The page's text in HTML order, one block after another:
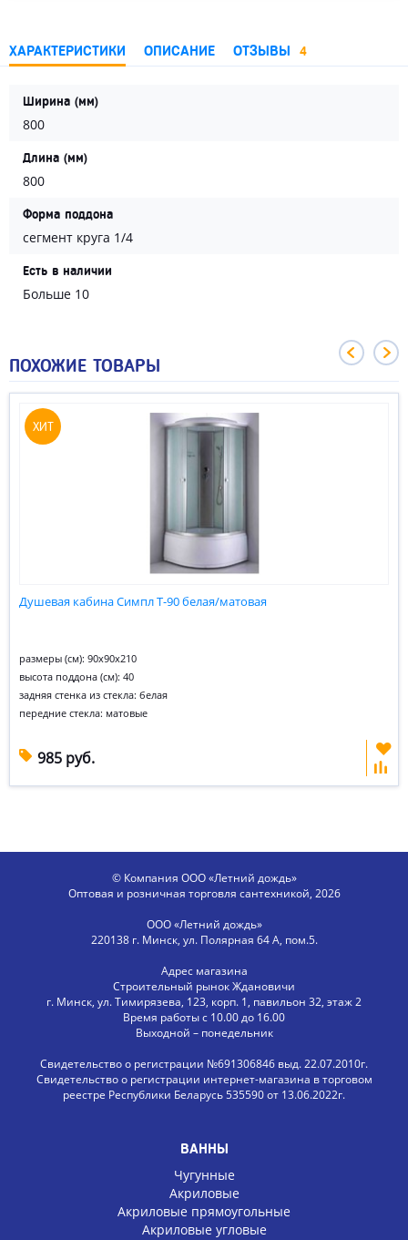
ХАРАКТЕРИСТИКИ ОПИСАНИЕ ОТЗЫВЫ 4
Ширина (мм)
800
Длина (мм)
800
Форма поддона
сегмент круга 1/4
Есть в наличии
Больше 10
ПОХОЖИЕ ТОВАРЫ
Душевая кабина Симпл Т-90 белая/матовая
размеры (см): 90х90х210
высота поддона (см): 40
задняя стенка из стекла: белая
передние стекла: матовые
985 руб.
© Компания ООО «Летний дождь»
Оптовая и розничная торговля сантехникой, 2026
ООО «Летний дождь»
220138 г. Минск, ул. Полярная 64 А, пом.5.
Адрес магазина
Строительный рынок Ждановичи
г. Минск, ул. Тимирязева, 123, корп. 1, павильон 32, этаж 2
Время работы с 10.00 до 16.00
Выходной – понедельник
Свидетельство о регистрации №691306846 выд. 22.07.2010г.
Свидетельство о регистрации интернет-магазина в торговом
реестре Республики Беларусь 535590 от 13.06.2022г.
ВАННЫ
Чугунные
Акриловые
Акриловые прямоугольные
Акриловые угловые